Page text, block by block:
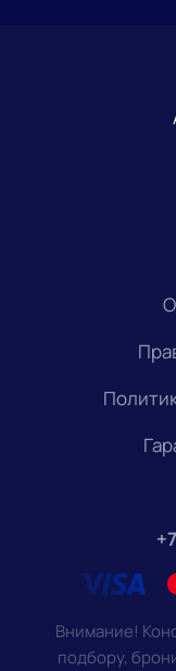
Внимание!
подбору,